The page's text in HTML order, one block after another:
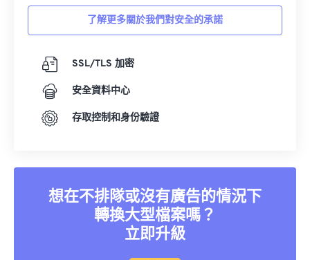
了解更多關於我們對安全的承諾
SSL/TLS 加密
安全資料中心
存取控制和身份驗證
想在不排隊或沒有廣告的情況下
轉換大型檔案嗎？
立即升級